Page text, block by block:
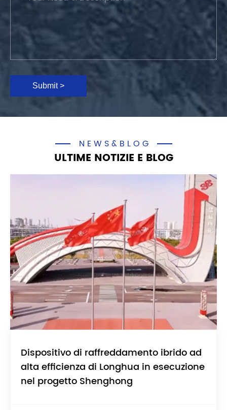
Submit >
NEWS&BLOG
ULTIME NOTIZIE E BLOG
Dispositivo di raffreddamento ibrido ad
alta efficienza di Longhua in esecuzione
nel progetto Shenghong